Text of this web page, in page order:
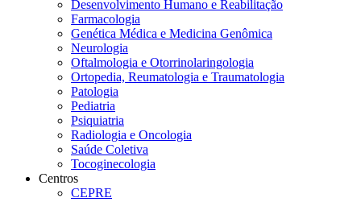
Desenvolvimento Humano e Reabilitação
Farmacologia
Genética Médica e Medicina Genômica
Neurologia
Oftalmologia e Otorrinolaringologia
Ortopedia, Reumatologia e Traumatologia
Patologia
Pediatria
Psiquiatria
Radiologia e Oncologia
Saúde Coletiva
Tocoginecologia
Centros
CEPRE